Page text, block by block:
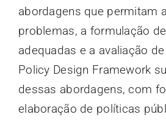
abordagens que permitam
problemas, a formulação
adequadas e a avaliação
Policy Design Framework
dessas abordagens, com
elaboração de políticas